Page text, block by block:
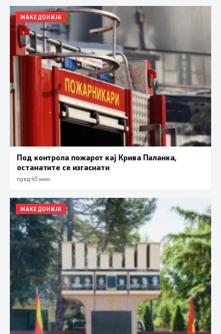
МАКЕДОНИЈА
Под контрола пожарот кај Крива Паланка,
останатите се изгаснати
пред 45 мин.
МАКЕДОНИЈА